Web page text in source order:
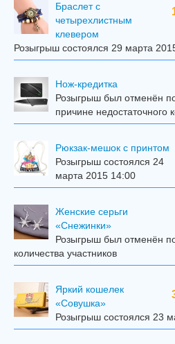
Браслет с
четырехлистным
клевером
Розыгрыш состоялся 29 марта
Нож-кредитка
Розыгрыш был отменён
причине недостаточного
Рюкзак-мешок с принтом
Розыгрыш состоялся 24
марта 2015 14:00
Женские серьги
«Снежинки»
Розыгрыш был отменён
количества участников
Яркий кошелек
«Совушка»
Розыгрыш состоялся 23